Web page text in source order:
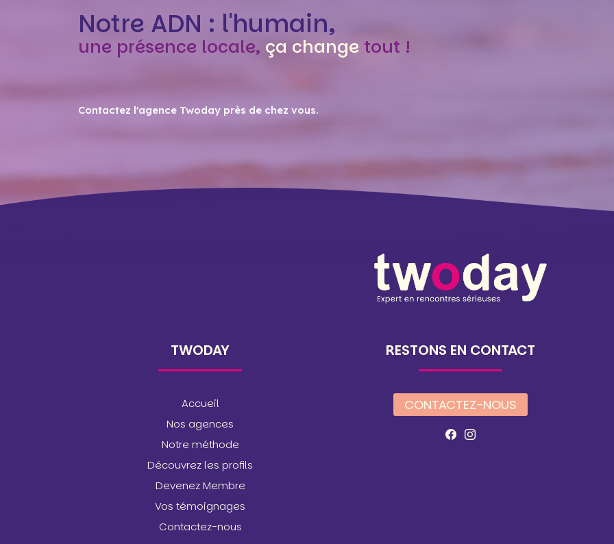
Notre ADN : l'humain,
une présence locale, ça change tout !
Contactez l'agence Twoday près de chez vous.
TWODAY RESTONS EN CONTACT
Accueil
Nos agences
Notre méthode
Découvrez les profils
Devenez Membre
Vos témoignages
Contactez-nous
CONTACTEZ-NOUS